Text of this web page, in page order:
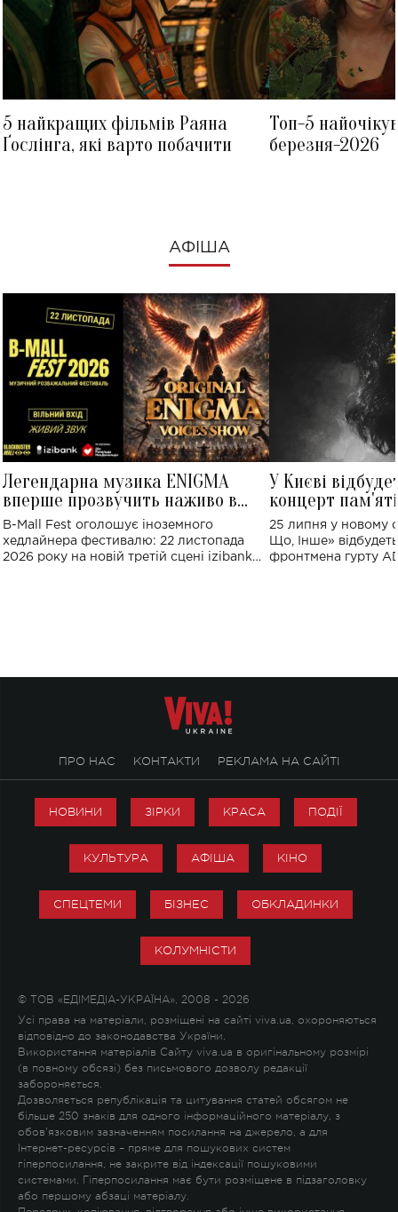
5 найкращих фільмів Раяна
Ґослінга, які варто побачити
Топ-5
березня-2026
АФІША
Легендарна музика ENIGMA
вперше прозвучить наживо в
Україні: де відбудеться концерт
B-Mall Fest оголошує іноземного
хедлайнера фестивалю: 22 листопада
2026 року на новій третій сцені izibank
У Києві
концерт
Клименка:
виконають
25 липня у новому
Що, Інше»
фронтмена гурту
ПРО НАС КОНТАКТИ РЕКЛАМА НА САЙТІ
НОВИНИ ЗІРКИ КРАСА ПОДІЇ
КУЛЬТУРА АФІША КІНО
СПЕЦТЕМИ БІЗНЕС ОБКЛАДИНКИ
КОЛУМНІСТИ
© ТОВ «ЕДІМЕДІА-УКРАЇНА», 2008 - 2026
Усі права на матеріали, розміщені на сайті viva.ua, охороняються
відповідно до законодавства України.
Використання матеріалів Сайту viva.ua в оригінальному розмірі
(в повному обсязі) без письмового дозволу редакції
забороняється.
Дозволяється републікація та цитування статей обсягом не
більше 250 знаків для одного інформаційного матеріалу, з
обов'язковим зазначенням посилання на джерело, а для
Інтернет-ресурсів – пряме для пошукових систем
гіперпосилання, не закрите від індексації пошуковими
системами. Гіперпосилання має бути розміщене в підзаголовку
або першому абзаці матеріалу.